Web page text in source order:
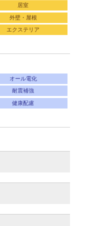
居室
外壁・屋根
エクステリア
オール電化
耐震補強
健康配慮